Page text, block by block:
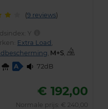
(9 reviews)
Y
Extra Load
,
,
A 72dB
€ 192,00
Normale prijs: € 240,00